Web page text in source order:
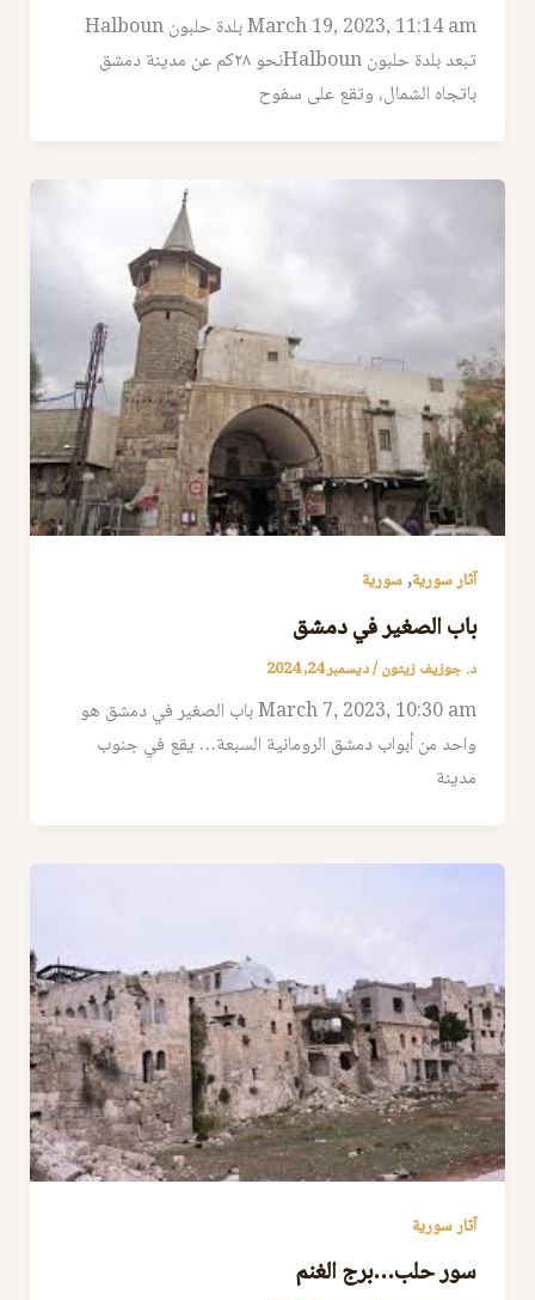
March 19, 2023, 11:14 am بلدة حلبون Halboun
تبعد بلدة حلبون Halbounنحو ٢٨كم عن مدينة دمشق
باتجاه الشمال، وتقع على سفوح
آثار سورية,سورية
باب الصغير في دمشق
د. جوزيف زيتون/ديسمبر 24, 2024
March 7, 2023, 10:30 am باب الصغير في دمشق هو
واحد من أبواب دمشق الرومانية السبعة… يقع في جنوب
مدينة
آثار سورية
سور حلب…برج الغنم